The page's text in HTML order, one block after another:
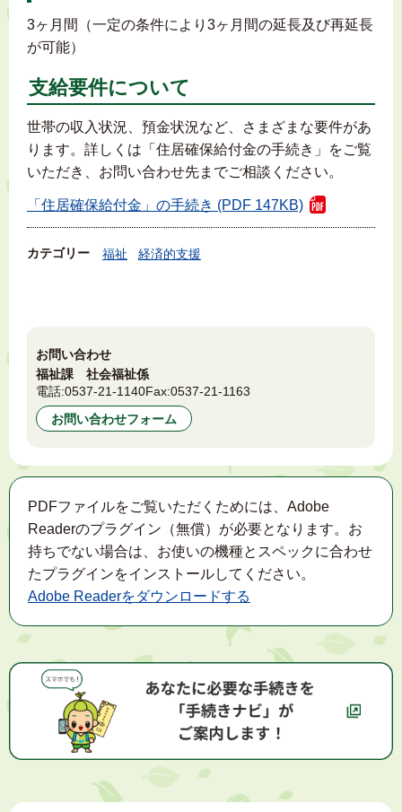
3ヶ月間（一定の条件により3ヶ月間の延長及び再延長
が可能）
支給要件について
世帯の収入状況、預金状況など、さまざまな要件があ
ります。詳しくは「住居確保給付金の手続き」をご覧
いただき、お問い合わせ先までご相談ください。
「住居確保給付金」の手続き (PDF 147KB)
カテゴリー 福祉 経済的支援
お問い合わせ
福祉課 社会福祉係
電話:0537-21-1140Fax:0537-21-1163
お問い合わせフォーム
PDFファイルをご覧いただくためには、Adobe
Readerのプラグイン（無償）が必要となります。お
持ちでない場合は、お使いの機種とスペックに合わせ
たプラグインをインストールしてください。
Adobe Readerをダウンロードする